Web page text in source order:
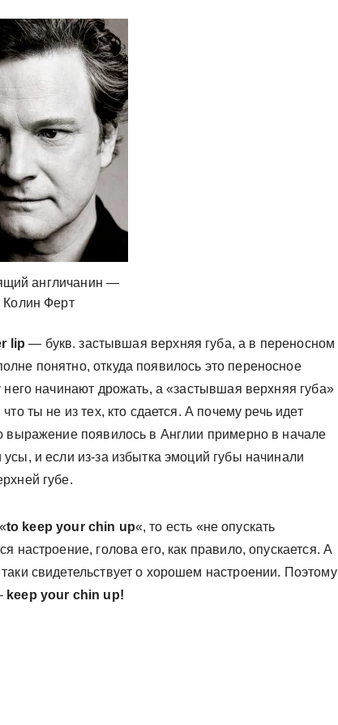
англичанин —
Колин Ферт
lip — букв. застывшая верхняя губа, а в переносном
понятно, откуда появилось это переносное
него начинают дрожать, а «застывшая верхняя губа»
ты не из тех, кто сдается. А почему речь идет
выражение появилось в Англии примерно в начале
и если из-за избытка эмоций губы начинали
губе.
to keep your chin up«, то есть «не опускать
настроение, голова его, как правило, опускается. А
свидетельствует о хорошем настроении. Поэтому
keep your chin up!